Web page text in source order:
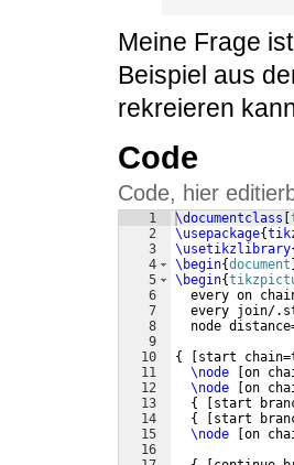
Meine Frage
Beispiel aus
rekreieren
Code
Code, hier
1
2
3
4
5
6
7
8
9
10
11
12
13
14
15
16
\documentclass
\usepackage{
\usetikzlibrary
\begin{document
\begin{
every on
every join/
node
{
start
\node
on
\node
on
{
start
{
start
\node
on